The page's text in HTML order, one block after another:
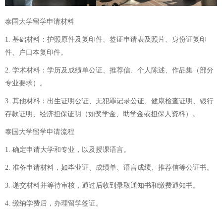
泰国大学留学申请材料
1. 基础材料：护照原件及复印件、签证申请表及照片、身份证复印
件、户口本复印件。
2. 学术材料：学历及成绩单公证、推荐信、个人陈述、作品集（部分
专业要求）。
3. 其他材料：出生证明公证、无犯罪记录公证、健康检查证明、银行
存款证明、经济担保证明（如奖学金、助学金或担保人资料）。
泰国大学留学申请流程
1. 确定申请大学和专业，以及授课语言。
2. 准备申请材料，如毕业证、成绩单、语言成绩、推荐信等公证书。
3. 递交材料并等待审核，通过后收到录取通知书和缴费通知书。
4. 缴纳学费后，办理留学签证。